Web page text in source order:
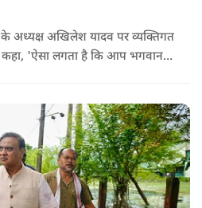
'ऐसा लगता है कि आप भगवान